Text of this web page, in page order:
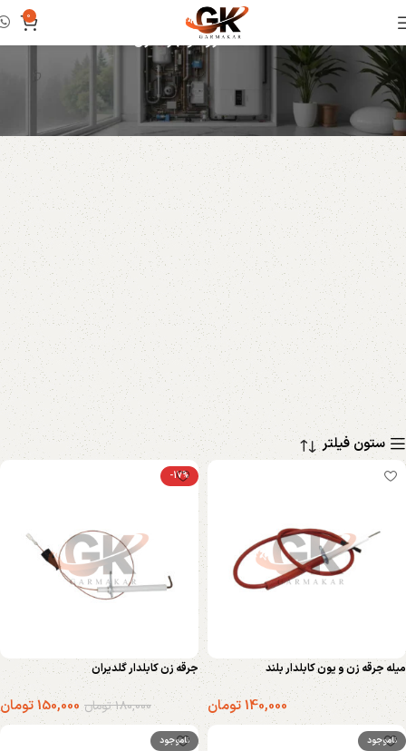
0 دسته: الکترود و جرقه زن
خانه الکترود و جرقه زن
ستون فیلتر
میله جرقه زن و یون کابلدار بلند
140,000تومان
-17%
جرقه زن کابلدار گلدیران
180,000تومان 150,000تومان
ناموجود ناموجود